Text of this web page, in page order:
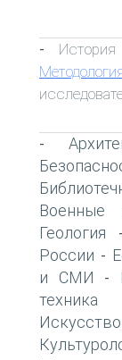
-
-
Военные
Геология
России -
и СМИ -